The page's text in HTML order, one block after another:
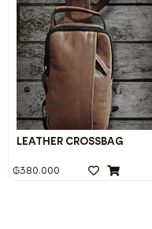
LEATHER CROSSBAG
₲380.000